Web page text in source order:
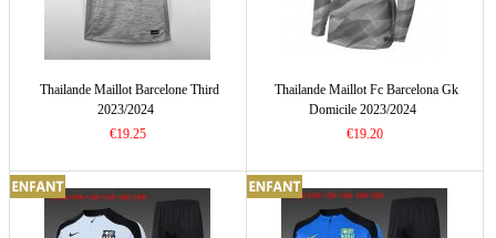
Thailande Maillot Barcelone Third
2023/2024
€19.25
Thailande Maillot Fc Barcelona Gk
Domicile 2023/2024
€19.20